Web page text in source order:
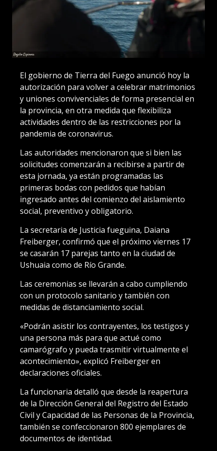
El gobierno de Tierra del Fuego anunció hoy la
autorización para volver a celebrar matrimonios
y uniones convivenciales de forma presencial en
la provincia, en otra medida que flexibiliza
actividades dentro de las restricciones por la
pandemia de coronavirus.
Las autoridades mencionaron que si bien las
solicitudes comenzarán a recibirse a partir de
esta jornada, ya están programadas las
primeras bodas con pedidos que habían
ingresado antes del comienzo del aislamiento
social, preventivo y obligatorio.
La secretaria de Justicia fueguina, Daiana
Freiberger, confirmó que el próximo viernes 17
se casarán 17 parejas tanto en la ciudad de
Ushuaia como de Río Grande.
Las ceremonias se llevarán a cabo cumpliendo
con un protocolo sanitario y también con
medidas de distanciamiento social.
«Podrán asistir los contrayentes, los testigos y
una persona más para que actué como
camarógrafo y pueda trasmitir virtualmente el
acontecimiento», explicó Freiberger en
declaraciones oficiales.
La funcionaria detalló que desde la reapertura
de la Dirección General del Registro del Estado
Civil y Capacidad de las Personas de la Provincia,
también se confeccionaron 800 ejemplares de
documentos de identidad.